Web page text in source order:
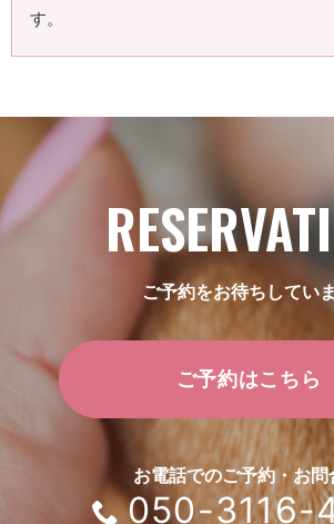
す。
ご予約をお待ちしてい
ご予約はこちら
お電話でのご予約・お問
050-3116-